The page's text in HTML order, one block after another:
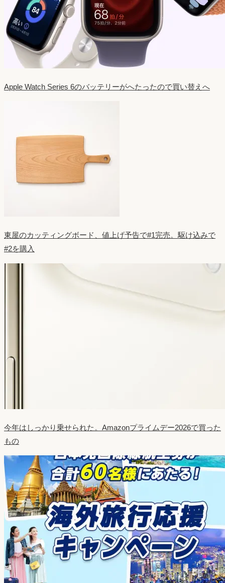
Apple Watch Series 6のバッテリーがへたったので買い替えへ
東屋のカッティングボード、値上げ予告で#1完売。駆け込みで
#2を購入
今年はしっかり乗せられた。Amazonプライムデー2026で買った
もの